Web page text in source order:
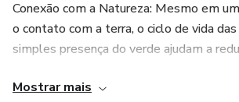
​Conexão com a Natureza: Mesmo em
o contato com a terra, o ciclo de vida
simples presença do verde ajudam a
reconexão com o mundo natural.
Mostrar mais